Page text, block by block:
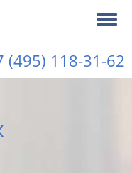
(495) 118-31-62